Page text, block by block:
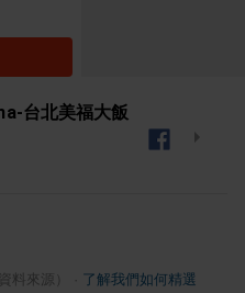
台北美福大飯
料來源） 了解我們如何精選